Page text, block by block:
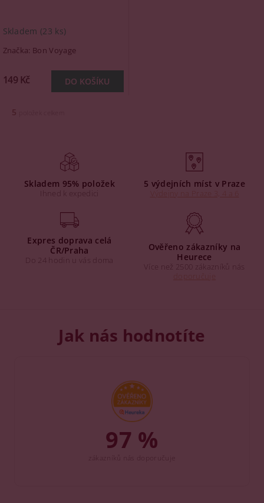
Skladem (23 ks)
Značka: Bon Voyage
149 Kč
5
Skladem 95% položek
Ihned k expedici
5 výdejních míst v Praze
Expres doprava celá
ČR/Praha
Do 24 hodin u vás doma
Ověřeno zákazníky na
Heurece
Více než 2500 zákazníků nás
Jak nás hodnotíte
97 %